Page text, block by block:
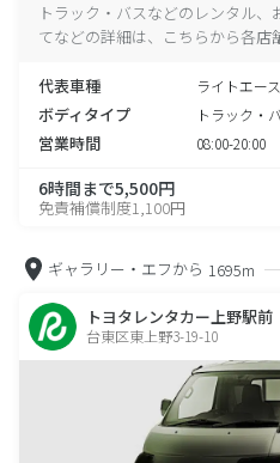
トラック・バスなどのレンタル
てなどの詳細は、こちらから各店
代表車種 ライトエー
ボディタイプ トラック・
営業時間 08:00-20:00
6時間まで5,500円
免責補償制度1,100円
ギャラリー・エフから 1695m
トヨタレンタカー上野駅前
台東区東上野3-19-10